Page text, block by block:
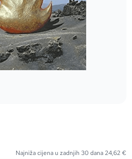
Najniža cijena u zadnjih 30 dana 24,62€